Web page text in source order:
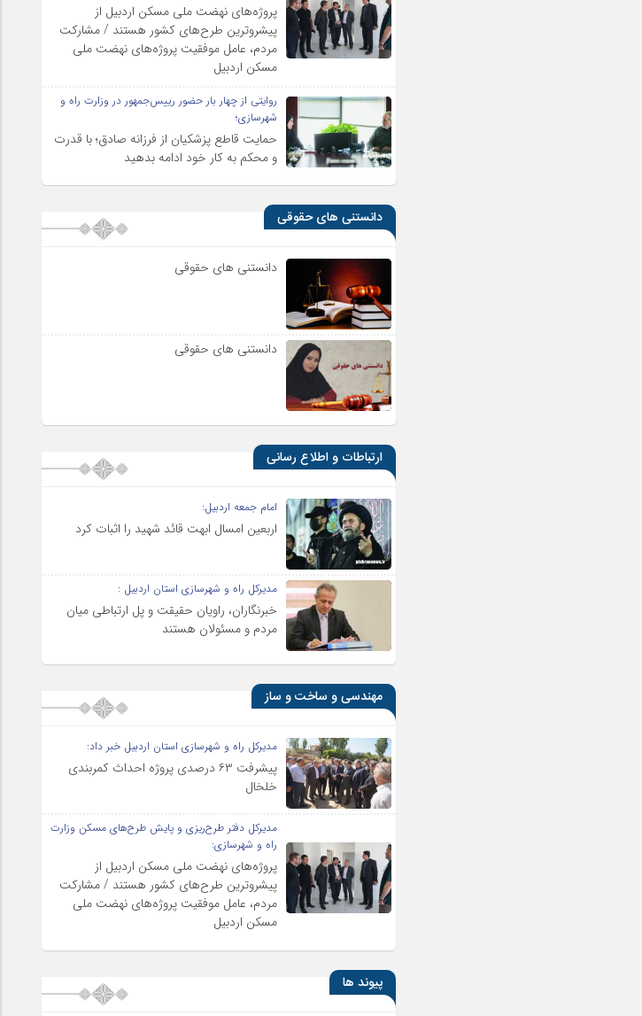
پروژه‌های نهضت ملی مسکن اردبیل از
پیشروترین طرح‌های کشور هستند / مشارکت
مردم، عامل موفقیت پروژه‌های نهضت ملی
مسکن اردبیل
روایتی از چهار بار حضور رییس‌جمهور در وزارت راه و
شهرسازی؛
حمایت قاطع پزشکیان از فرزانه صادق؛ با قدرت
و محکم به کار خود ادامه بدهید
دانستنی های حقوقی
دانستنی های حقوقی
دانستنی های حقوقی
ارتباطات و اطلاع رسانی
امام جمعه اردبیل:
اربعین امسال ابهت قائد شهید را اثبات کرد
مدیرکل راه و شهرسازی استان اردبیل :
خبرنگاران، راویان حقیقت و پل ارتباطی میان
مردم و مسئولان هستند
مهندسی و ساخت و ساز
مدیرکل راه و شهرسازی استان اردبیل خبر داد:
پیشرفت ۶۳ درصدی پروژه احداث کمربندی
خلخال
مدیرکل دفتر طرح‌ریزی و پایش طرح‌های مسکن وزارت
راه و شهرسازی:
پروژه‌های نهضت ملی مسکن اردبیل از
پیشروترین طرح‌های کشور هستند / مشارکت
مردم، عامل موفقیت پروژه‌های نهضت ملی
مسکن اردبیل
پیوند ها